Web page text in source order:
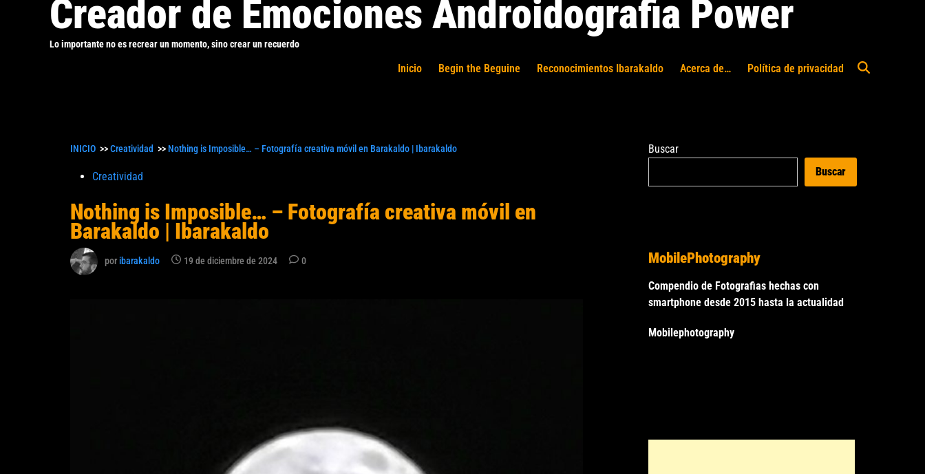
Creador de Emociones Androidografia Power
Lo importante no es recrear un momento, sino crear un recuerdo
Inicio Begin the Beguine Reconocimientos Ibarakaldo Acerca de… Política de privacidad
Abrir
INICIO >>Creatividad >> Nothing is Imposible… – Fotografía creativa móvil en Barakaldo | Ibarakaldo
Publicado
Creatividad
Nothing is Imposible… – Fotografía creativa móvil en
Barakaldo | Ibarakaldo
poribarakaldo 19 de diciembre de 2024 0
Buscar
Buscar
MobilePhotography
Compendio de Fotografias hechas con
smartphone desde 2015 hasta la actualidad
Mobilephotography